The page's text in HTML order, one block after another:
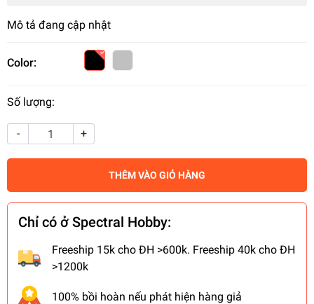
Mô tả đang cập nhật
Color:
Số lượng:
- +
THÊM VÀO GIỎ HÀNG
Chỉ có ở Spectral Hobby:
Freeship 15k cho ĐH >600k. Freeship 40k cho ĐH
>1200k
100% bồi hoàn nếu phát hiện hàng giả